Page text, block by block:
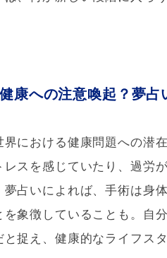
康への注意喚起？夢
における健康問題への潜
レスを感じていたり、過労
占いによれば、手術は身
象徴していることも。自
捉え、健康的なライフス